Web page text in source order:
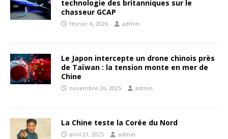
technologie des britanniques sur le
chasseur GCAP
février 6, 2026 admin
Le Japon intercepte un drone chinois près
de Taïwan : la tension monte en mer de
Chine
novembre 26, 2025 admin
La Chine teste la Corée du Nord
avril 21, 2025 admin